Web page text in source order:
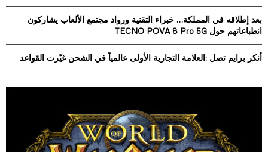
H
بعد إطلاقه في المملكة… خبراء التقنية ورواد مجتمع الألعاب يشاركون
انطباعاتهم حول TECNO POVA 8 Pro 5G
أنكر برايم تصل :العلامة التجارية الأولى عالمياً في الشحن غيّرت القواعد